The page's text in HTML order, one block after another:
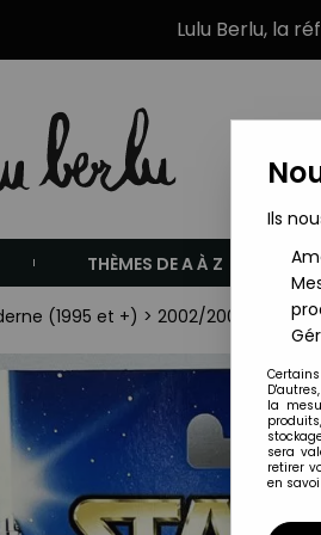
Lulu Berlu, la
THÈMES DE A À Z
(1995 et +) > 2002/2004 - Star
Ils
la
sera
retirer
en